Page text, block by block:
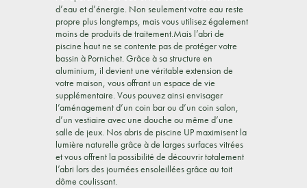
d’eau et d’énergie. Non seulement votre eau reste
propre plus longtemps, mais vous utilisez également
moins de produits de traitement.Mais l’abri de
piscine haut ne se contente pas de protéger votre
bassin à Pornichet. Grâce à sa structure en
aluminium, il devient une véritable extension de
votre maison, vous offrant un espace de vie
supplémentaire. Vous pouvez ainsi envisager
l’aménagement d’un coin bar ou d’un coin salon,
d’un vestiaire avec une douche ou même d’une
salle de jeux. Nos abris de piscine UP maximisent la
lumière naturelle grâce à de larges surfaces vitrées
et vous offrent la possibilité de découvrir totalement
l’abri lors des journées ensoleillées grâce au toit
dôme coulissant.